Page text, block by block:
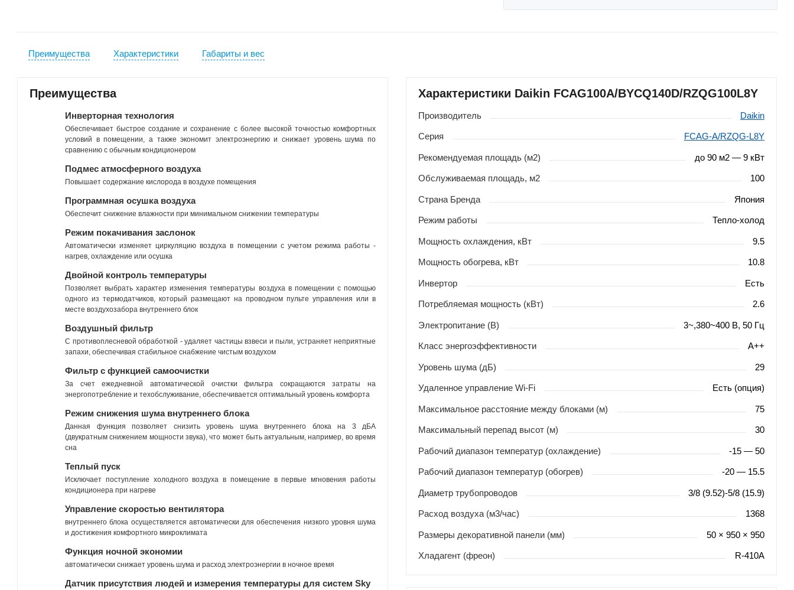
Преимущества Характеристики Габариты и вес
Преимущества
Инверторная технология
Обеспечивает быстрое создание и сохранение с более высокой точностью комфортных
условий в помещении, а также экономит электроэнергию и снижает уровень шума по
сравнению с обычным кондиционером
Подмес атмосферного воздуха
Повышает содержание кислорода в воздухе помещения
Программная осушка воздуха
Обеспечит снижение влажности при минимальном снижении температуры
Режим покачивания заслонок
Автоматически изменяет циркуляцию воздуха в помещении с учетом режима работы -
нагрев, охлаждение или осушка
Двойной контроль температуры
Позволяет выбрать характер изменения температуры воздуха в помещении с помощью
одного из термодатчиков, который размещают на проводном пульте управления или в
месте воздухозабора внутреннего блок
Воздушный фильтр
С противоплесневой обработкой - удаляет частицы взвеси и пыли, устраняет неприятные
запахи, обеспечивая стабильное снабжение чистым воздухом
Фильтр с функцией самоочистки
За счет ежедневной автоматической очистки фильтра сокращаются затраты на
энергопотребление и техобслуживание, обеспечивается оптимальный уровень комфорта
Режим снижения шума внутреннего блока
Данная функция позволяет снизить уровень шума внутреннего блока на 3 дБА
(двукратным снижением мощности звука), что может быть актуальным, например, во время
сна
Теплый пуск
Исключает поступление холодного воздуха в помещение в первые мгновения работы
кондиционера при нагреве
Управление скоростью вентилятора
внутреннего блока осуществляется автоматически для обеспечения низкого уровня шума
и достижения комфортного микроклимата
Функция ночной экономии
автоматически снижает уровень шума и расход электроэнергии в ночное время
Датчик присутствия людей и измерения температуры для систем Sky
Характеристики Daikin FCAG100A/BYCQ140D/RZQG100L8Y
Производитель Daikin
Серия FCAG-A/RZQG-L8Y
Рекомендуемая площадь (м2) до 90 м2 — 9 кВт
Обслуживаемая площадь, м2 100
Страна Бренда Япония
Режим работы Тепло-холод
Мощность охлаждения, кВт 9.5
Мощность обогрева, кВт 10.8
Инвертор Есть
Потребляемая мощность (кВт) 2.6
Электропитание (В) 3~,380~400 В, 50 Гц
Класс энергоэффективности A++
Уровень шума (дБ) 29
Удаленное управление Wi-Fi Есть (опция)
Максимальное расстояние между блоками (м) 75
Максимальный перепад высот (м) 30
Рабочий диапазон температур (охлаждение) -15 — 50
Рабочий диапазон температур (обогрев) -20 — 15.5
Диаметр трубопроводов 3/8 (9.52)-5/8 (15.9)
Расход воздуха (м3/час) 1368
Размеры декоративной панели (мм) 50 × 950 × 950
Хладагент (фреон) R-410A